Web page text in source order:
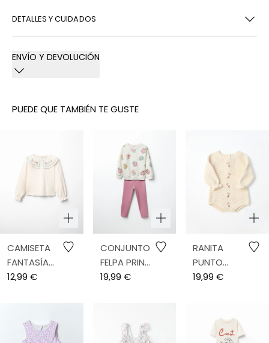
DETALLES Y CUIDADOS
ENVÍO Y DEVOLUCIÓN
PUEDE QUE TAMBIÉN TE GUSTE
CAMISETA
FANTASÍA
CUELLO
12,99 €
CONJUNTO
FELPA PRINT
FLORES
19,99 €
RANITA
PUNTO
BOBO
19,99 €